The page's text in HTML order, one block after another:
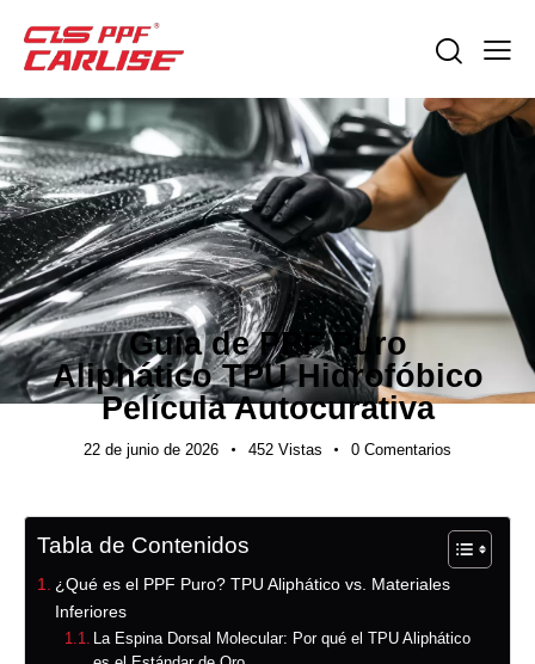
NOTICIAS DE LA INDUSTRIA
Guía de PPF Puro
Aliphático TPU Hidrofóbico
Película Autocurativa
22 de junio de 2026 452 Vistas 0 Comentarios
Tabla de Contenidos
¿Qué es el PPF Puro? TPU Aliphático vs. Materiales
Inferiores
La Espina Dorsal Molecular: Por qué el TPU Aliphático